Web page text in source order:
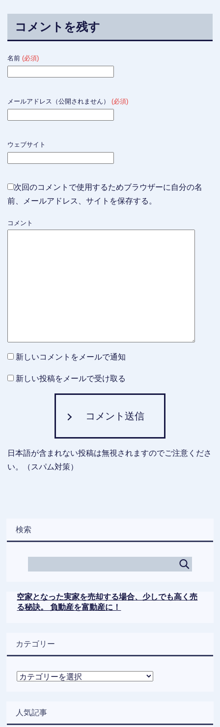
コメントを残す
名前 (必須)
メールアドレス（公開されません） (必須)
ウェブサイト
次回のコメントで使用するためブラウザーに自分の名
前、メールアドレス、サイトを保存する。
コメント
新しいコメントをメールで通知
新しい投稿をメールで受け取る
コメント送信
日本語が含まれない投稿は無視されますのでご注意くださ
い。（スパム対策）
検索
空家となった実家を売却する場合、少しでも高く売
る秘訣。 負動産を富動産に！
カテゴリー
カ
ー
人気記事